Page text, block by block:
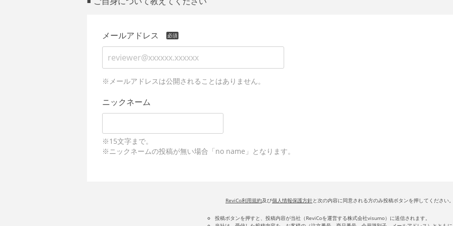
メールアドレス
※メールアドレスは公開されることはありません。
ニックネーム
※15文字まで。
※ニックネームの投稿が無い場合「no name」となります。
ReviCo利用規約及び個人情報保護方針と次の内容に同意される方のみ投稿ボタンを押してください
投稿ボタンを押すと、投稿内容が当社（ReviCoを運営する株式会社visumo）に送信されます。